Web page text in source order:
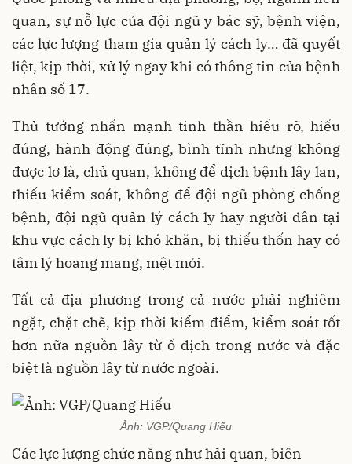
quan, sự nỗ lực của đội ngũ y bác sỹ, bệnh viện,
các lực lượng tham gia quản lý cách ly… đã quyết
liệt, kịp thời, xử lý ngay khi có thông tin của bệnh
nhân số 17.
Thủ tướng nhấn mạnh tinh thần hiểu rõ, hiểu
đúng, hành động đúng, bình tĩnh nhưng không
được lơ là, chủ quan, không để dịch bệnh lây lan,
thiếu kiểm soát, không để đội ngũ phòng chống
bệnh, đội ngũ quản lý cách ly hay người dân tại
khu vực cách ly bị khó khăn, bị thiếu thốn hay có
tâm lý hoang mang, mệt mỏi.
Tất cả địa phương trong cả nước phải nghiêm
ngặt, chặt chẽ, kịp thời kiểm điểm, kiểm soát tốt
hơn nữa nguồn lây từ ổ dịch trong nước và đặc
biệt là nguồn lây từ nước ngoài.
Ảnh: VGP/Quang Hiếu
Các lực lượng chức năng như hải quan, biên